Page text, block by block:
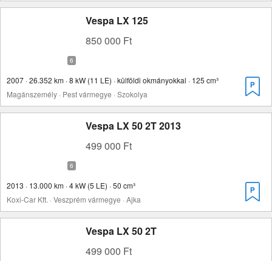
Vespa LX 125
850 000 Ft
2007 · 26.352 km · 8 kW (11 LE) · külföldi okmányokkal · 125 cm³
Magánszemély · Pest vármegye · Szokolya
Vespa LX 50 2T 2013
499 000 Ft
2013 · 13.000 km · 4 kW (5 LE) · 50 cm³
Koxi-Car Kft. · Veszprém vármegye · Ajka
Vespa LX 50 2T
499 000 Ft